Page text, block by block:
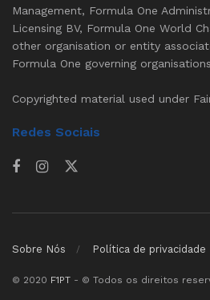
Management, Formula One
Licensing BV, Formula One World
other organisation or entity
Formula One governing
Copyrighted material used under
Redes Sociais
Sobre Nós Política de privacidade
© 2020 F1PT - © Todos os direitos